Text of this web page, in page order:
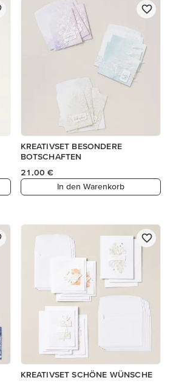
KREATIVSET BESONDERE
BOTSCHAFTEN
21,00 €
In den Warenkorb
KREATIVSET SCHÖNE WÜNSCHE